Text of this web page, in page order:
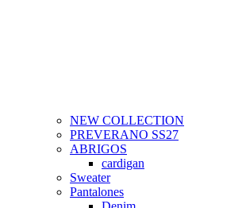
NEW COLLECTION
PREVERANO SS27
ABRIGOS
cardigan
Sweater
Pantalones